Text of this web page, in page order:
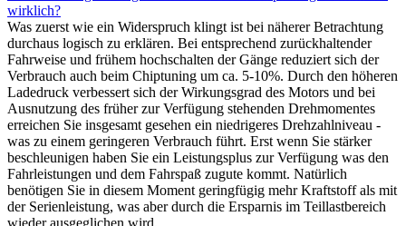
wirklich?
Was zuerst wie ein Widerspruch klingt ist bei näherer Betrachtung
durchaus logisch zu erklären. Bei entsprechend zurückhaltender
Fahrweise und frühem hochschalten der Gänge reduziert sich der
Verbrauch auch beim Chiptuning um ca. 5-10%. Durch den höheren
Ladedruck verbessert sich der Wirkungsgrad des Motors und bei
Ausnutzung des früher zur Verfügung stehenden Drehmomentes
erreichen Sie insgesamt gesehen ein niedrigeres Drehzahlniveau -
was zu einem geringeren Verbrauch führt. Erst wenn Sie stärker
beschleunigen haben Sie ein Leistungsplus zur Verfügung was den
Fahrleistungen und dem Fahrspaß zugute kommt. Natürlich
benötigen Sie in diesem Moment geringfügig mehr Kraftstoff als mit
der Serienleistung, was aber durch die Ersparnis im Teillastbereich
wieder ausgeglichen wird.